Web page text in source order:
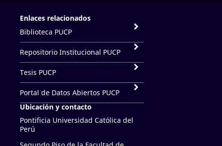
Enlaces relacionados
Biblioteca PUCP
Repositorio Institucional PUCP
Tesis PUCP
Portal de Datos Abiertos PUCP
Ubicación y contacto
Pontificia Universidad Católica del
Perú